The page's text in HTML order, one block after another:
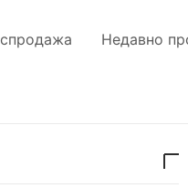
Недавно